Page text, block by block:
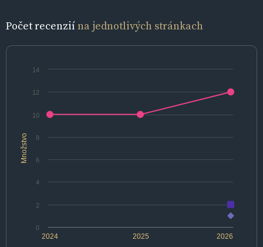
Počet recenziína jednotlivých stránkach
Množstvo
2024 2025 2026
0
2
4
6
8
10
12
14